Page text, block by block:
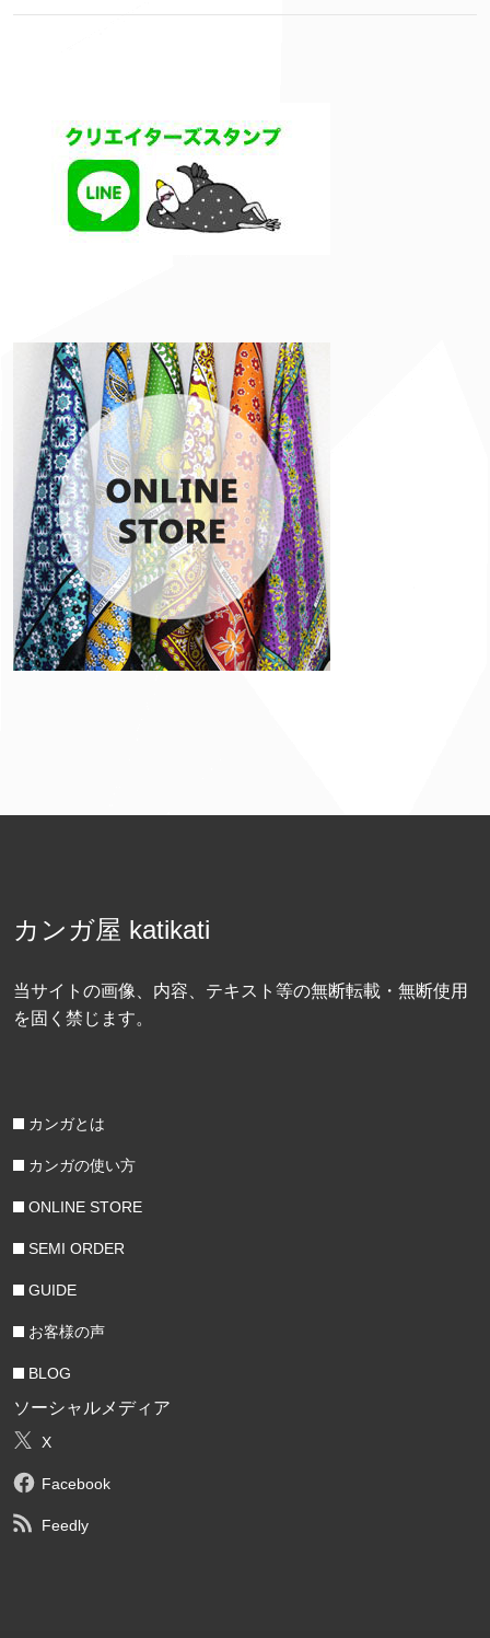
カンガ屋 katikati
当サイトの画像、内容、テキスト等の無断転載・無断使用
を固く禁じます。
カンガとは
カンガの使い方
ONLINE STORE
SEMI ORDER
GUIDE
お客様の声
BLOG
ソーシャルメディア
X
Facebook
Feedly